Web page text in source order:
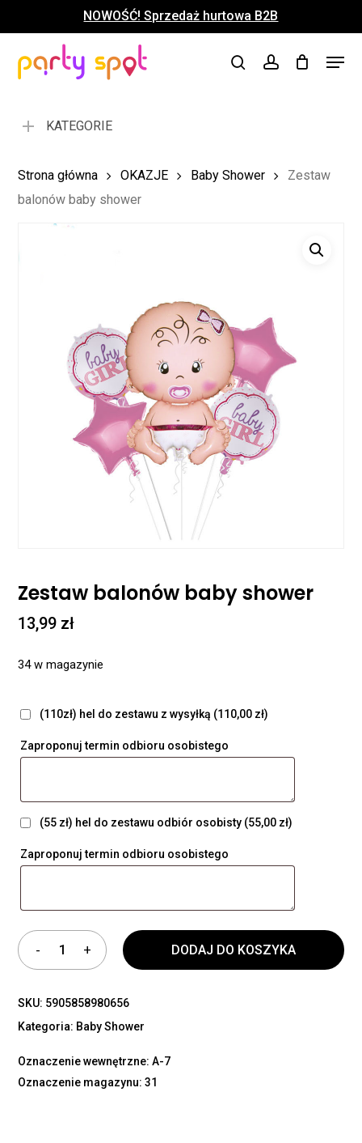
to
content
NOWOŚĆ! Sprzedaż hurtowa B2B
searchaccount
Menu
Koszyk Close
KATEGORIE
Strona główna OKAZJE Baby Shower
Zestaw
balonów baby shower
Zestaw balonów baby shower
13,99 zł
34 w magazynie
(110zł) hel do zestawu z wysyłką (110,00 zł)
Zaproponuj termin odbioru osobistego
(55 zł) hel do zestawu odbiór osobisty (55,00 zł)
Zaproponuj termin odbioru osobistego
DODAJ DO KOSZYKA
SKU: 5905858980656
Kategoria: Baby Shower
Oznaczenie wewnętrzne: A-7
Oznaczenie magazynu: 31
Menu